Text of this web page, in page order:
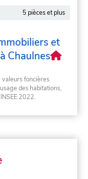
5 pièces et plus
et
Chaulnes
valeurs foncières
des habitations,
2022.